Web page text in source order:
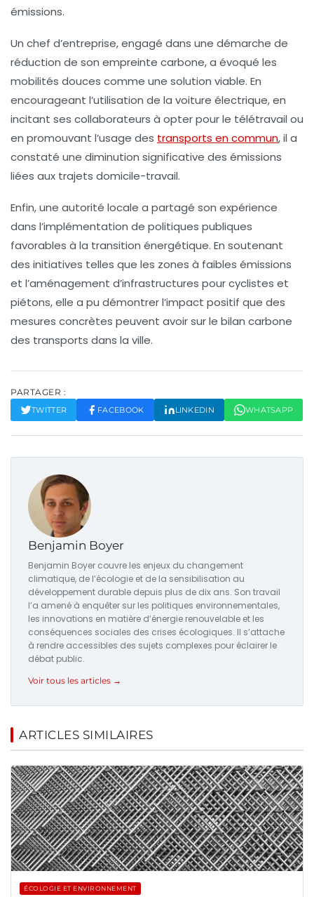
émissions.
Un chef d’entreprise, engagé dans une démarche de
réduction de son empreinte carbone, a évoqué les
mobilités douces comme une solution viable. En
encourageant l’utilisation de la voiture électrique, en
incitant ses collaborateurs à opter pour le télétravail ou
en promouvant l’usage des transports en commun, il a
constaté une diminution significative des émissions
liées aux trajets domicile-travail.
Enfin, une autorité locale a partagé son expérience
dans l’implémentation de politiques publiques
favorables à la transition énergétique. En soutenant
des initiatives telles que les zones à faibles émissions
et l’aménagement d’infrastructures pour cyclistes et
piétons, elle a pu démontrer l’impact positif que des
mesures concrètes peuvent avoir sur le bilan carbone
des transports dans la ville.
PARTAGER :
TWITTER FACEBOOK LINKEDIN WHATSAPP
Benjamin Boyer
Benjamin Boyer couvre les enjeux du changement
climatique, de l’écologie et de la sensibilisation au
développement durable depuis plus de dix ans. Son travail
l’a amené à enquêter sur les politiques environnementales,
les innovations en matière d’énergie renouvelable et les
conséquences sociales des crises écologiques. Il s’attache
à rendre accessibles des sujets complexes pour éclairer le
débat public.
Voir tous les articles →
ARTICLES SIMILAIRES
ÉCOLOGIE ET ENVIRONNEMENT